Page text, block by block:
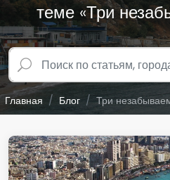
теме «Три
Главная Блог Три